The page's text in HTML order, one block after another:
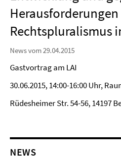
Herausforderungen
Rechtspluralismus
News vom 29.04.2015
Gastvortrag am LAI
30.06.2015, 14:00-16:00 Uhr,
Rüdesheimer Str. 54-56, 14197
NEWS